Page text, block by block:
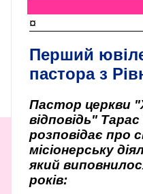
¤
Перший
пастора з
Пастор церкви
відповідь"
розповідає про
місіонерську
який
років: